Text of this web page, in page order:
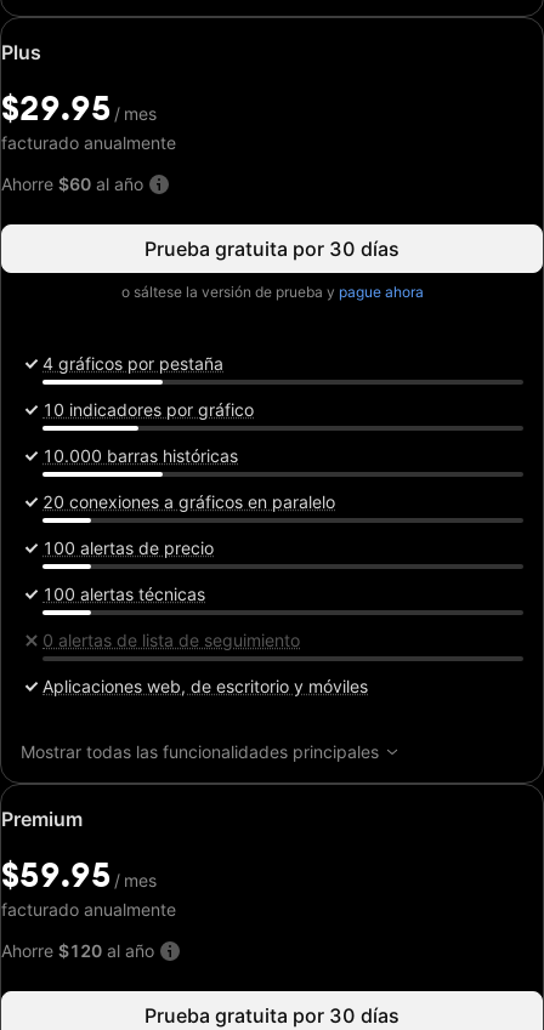
Plus
Precio
especial:
$29.95
/
mes
$29.95 / mes
facturado anualmente
Ahorre $60 al año
Prueba gratuita por 30 días
o sáltese la versión de prueba y pague ahora
4 gráficos por pestaña
10 indicadores por gráfico
10.000 barras históricas
20 conexiones a gráficos en paralelo
100 alertas de precio
100 alertas técnicas
0 alertas de lista de seguimiento
Aplicaciones web, de escritorio y móviles
Mostrar todas las funcionalidades principales
Premium
Precio
$59.95
/
mes
$59.95 / mes
facturado anualmente
Ahorre $120 al año
Prueba gratuita por 30 días